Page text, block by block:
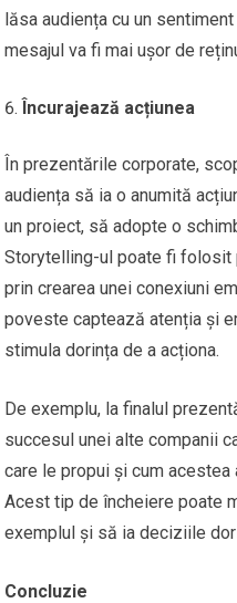
lăsa audiența cu un
mesajul va fi mai ușor de
Încurajează acțiunea
În prezentările corporate,
audiența să ia o anumită
un proiect, să adopte o
Storytelling-ul poate fi folosit
prin crearea unei conexiuni
poveste captează atenția și
stimula dorința de a acționa.
De exemplu, la finalul
succesul unei alte companii
care le propui și cum
Acest tip de încheiere poate
exemplul și să ia deciziile
Concluzie